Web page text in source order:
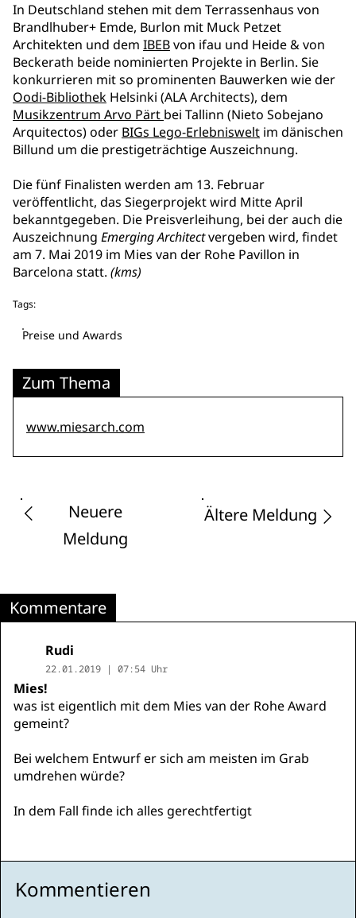
In Deutschland stehen mit dem Terrassenhaus von
Brandlhuber+ Emde, Burlon mit Muck Petzet
Architekten und dem IBEBvon ifau und Heide & von
Beckerath beide nominierten Projekte in Berlin. Sie
konkurrieren mit so prominenten Bauwerken wie der
Oodi-Bibliothek Helsinki (ALA Architects), dem
Musikzentrum Arvo Pärt bei Tallinn (Nieto Sobejano
Arquitectos) oder BIGs Lego-Erlebniswelt im dänischen
Billund um die prestigeträchtige Auszeichnung.
Die fünf Finalisten werden am 13. Februar
veröffentlicht, das Siegerprojekt wird Mitte April
bekanntgegeben. Die Preisverleihung, bei der auch die
Auszeichnung Emerging Architectvergeben wird, findet
am 7. Mai 2019 im Mies van der Rohe Pavillon in
Barcelona statt. (kms)
Tags:
Preise und Awards
Zum Thema
www.miesarch.com
Neuere
Meldung
Ältere Meldung
Kommentare
Rudi
22.01.2019 | 07:54 Uhr
Mies!
was ist eigentlich mit dem Mies van der Rohe Award
gemeint?
Bei welchem Entwurf er sich am meisten im Grab
umdrehen würde?
In dem Fall finde ich alles gerechtfertigt
Kommentieren